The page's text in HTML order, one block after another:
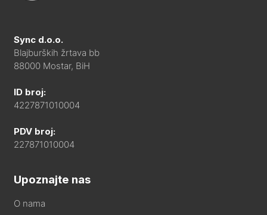
Sync d.o.o.
Blajburških žrtava bb
88000 Mostar, BiH
ID broj:
4227871010004
PDV broj:
227871010004
Upoznajte nas
O nama